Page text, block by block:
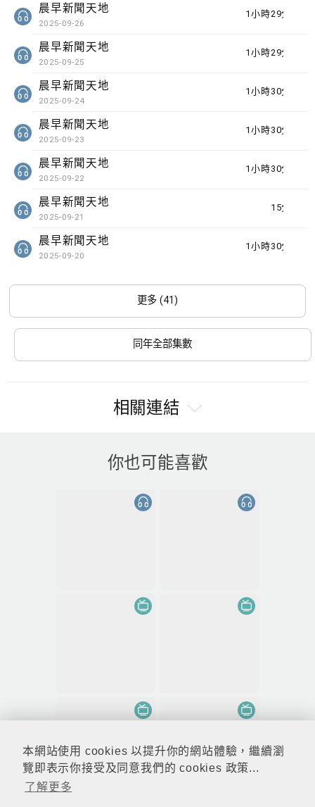
本網站使用 cookies 以提升你的網站體驗，繼續瀏
覽即表示你接受及同意我們的 cookies 政策...
了解更多
1小時29分鐘
晨早新聞天地
2025-09-26
1小時29分鐘
晨早新聞天地
2025-09-25
1小時30分鐘
晨早新聞天地
2025-09-24
1小時30分鐘
晨早新聞天地
2025-09-23
1小時30分鐘
晨早新聞天地
2025-09-22
15分鐘
晨早新聞天地
2025-09-21
1小時30分鐘
晨早新聞天地
2025-09-20
更多 (41)
同年全部集數
相關連結
你也可能喜歡